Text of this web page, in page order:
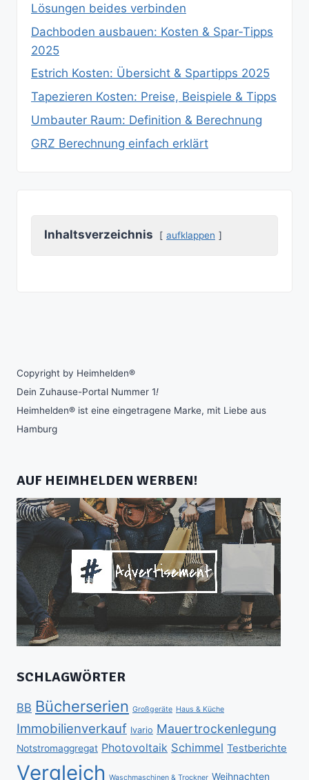
Lösungen beides verbinden
Dachboden ausbauen: Kosten & Spar‑Tipps
2025
Estrich Kosten: Übersicht & Spartipps 2025
Tapezieren Kosten: Preise, Beispiele & Tipps
Umbauter Raum: Definition & Berechnung
GRZ Berechnung einfach erklärt
Inhaltsverzeichnis aufklappen
Copyright by Heimhelden®
Dein Zuhause-Portal Nummer 1!
Heimhelden® ist eine eingetragene Marke, mit Liebe aus
Hamburg
AUF HEIMHELDEN WERBEN!
SCHLAGWÖRTER
BB Bücherserien Großgeräte Haus & Küche
Immobilienverkauf Ivario Mauertrockenlegung
Notstromaggregat Photovoltaik Schimmel Testberichte
Vergleich Waschmaschinen & Trockner Weihnachten